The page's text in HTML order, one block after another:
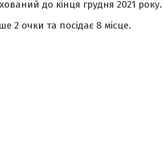
до кінця грудня 2021 року.
2 очки та посідає 8 місце.